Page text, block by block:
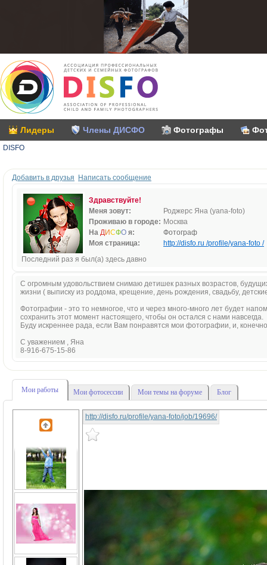
Лидеры Члены ДИСФО Фотографы
DISFO
Добавить в друзья Написать сообщение
Здравствуйте!
Меня зовут:
Роджерс Яна (yana-foto)
Проживаю в городе: Москва
На ДИСФО я:
Фотограф
Моя страница:
http://disfo.ru /profile/yana-foto /
Последний раз я был(а) здесь давно
С огромным удовольствием снимаю детишек разных возрастов,
жизни ( выписку из роддома, крещение, день рождения, свадьбу,
Фотографии - это то немногое, что и через много-много лет будет
сохранить этот момент настоящего, чтобы он остался с нами навсегда.
Буду искреннее рада, если Вам понравятся мои фотографии, и,
С уважением , Яна
8-916-675-15-86
Мои работы Мои фотосессии Мои темы на форуме Блог
http://disfo.ru/profile/yana-foto/job/19696/